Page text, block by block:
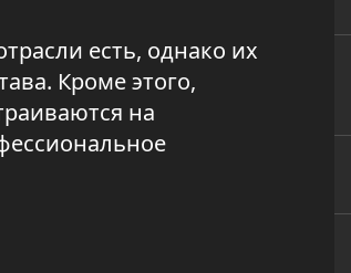
есть, однако их
Кроме этого,
на